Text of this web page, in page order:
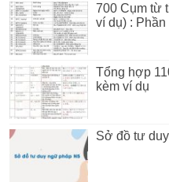
700 Cụm từ
ví dụ) : Phần
Tổng hợp
kèm ví dụ
Sở đồ tư